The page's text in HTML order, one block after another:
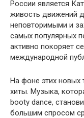
России является
живость движений
неповторимыми и
самых популярных
активно покоряет
международной
На фоне этих
хиты. Музыка,
booty dance,
большим спросом